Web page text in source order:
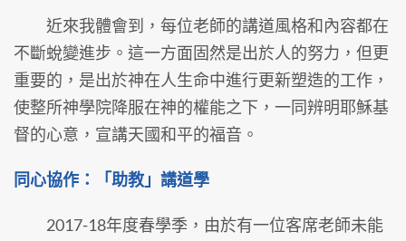
近來我體會到，每位老師的講道風格和內容都在
不斷蛻變進步。這一方面固然是出於人的努力，但更
重要的，是出於神在人生命中進行更新塑造的工作，
使整所神學院降服在神的權能之下，一同辨明耶穌基
督的心意，宣講天國和平的福音。
同心協作：「助教」講道學
2017-18年度春學季，由於有一位客席老師未能